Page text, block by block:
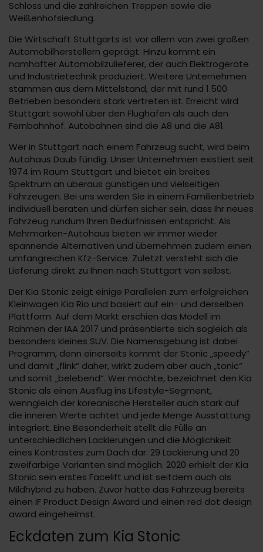
Schloss und die zahlreichen Treppen sowie die
Weißenhofsiedlung.
Die Wirtschaft Stuttgarts ist vor allem von zwei großen
Automobilherstellern geprägt. Hinzu kommt ein
namhafter Automobilzulieferer, der auch Elektrogeräte
und Industrietechnik produziert. Weitere Unternehmen
stammen aus dem Mittelstand, der mit rund 1.500
Betrieben besonders stark vertreten ist. Erreicht wird
Stuttgart sowohl über den Flughafen als auch den
Fernbahnhof. Autobahnen sind die A8 und die A81.
Wer in Stuttgart nach einem Fahrzeug sucht, wird beim
Autohaus Daub fündig. Unser Unternehmen existiert seit
1974 im Raum Stuttgart und bietet ein breites
Spektrum an überaus günstigen und vielseitigen
Fahrzeugen. Bei uns werden Sie in einem Familienbetrieb
individuell beraten und dürfen sicher sein, dass Ihr neues
Fahrzeug rundum Ihren Bedürfnissen entspricht. Als
Mehrmarken-Autohaus bieten wir immer wieder
spannende Alternativen und übernehmen zudem einen
umfangreichen Kfz-Service. Zuletzt versteht sich die
Lieferung direkt zu Ihnen nach Stuttgart von selbst.
Der Kia Stonic zeigt einige Parallelen zum erfolgreichen
Kleinwagen Kia Rio und basiert auf ein- und derselben
Plattform. Auf dem Markt erschien das Modell im
Rahmen der IAA 2017 und präsentierte sich sogleich als
besonders kleines SUV. Die Namensgebung ist dabei
Programm, denn einerseits kommt der Stonic „speedy“
und damit „flink“ daher, wirkt zudem aber auch „tonic“
und somit „belebend“. Wer möchte, bezeichnet den Kia
Stonic als einen Ausflug ins Lifestyle-Segment,
wenngleich der koreanische Hersteller auch stark auf
die inneren Werte achtet und jede Menge Ausstattung
integriert. Eine Besonderheit stellt die Fülle an
unterschiedlichen Lackierungen und die Möglichkeit
eines Kontrastes zum Dach dar. 29 Lackierung und 20
zweifarbige Varianten sind möglich. 2020 erhielt der Kia
Stonic sein erstes Facelift und ist seitdem auch als
Mildhybrid zu haben. Zuvor hatte das Fahrzeug bereits
einen iF Product Design Award und einen red dot design
award eingeheimst.
Eckdaten zum Kia Stonic